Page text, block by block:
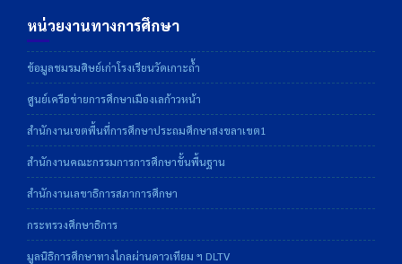
หน่วยงานทางการศึกษา
ข้อมูลชมรมศิษย์เก่าโรงเรียนวัดเกาะถ้ำ
ศูนย์เครือข่ายการศึกษาเมืองเลก้าวหน้า
สำนักงานเขตพื้นที่การศึกษาประถมศึกษาสงขลาเขต1
สำนักงานคณะกรรมการการศึกษาขั้นพื้นฐาน
สำนักงานเลขาธิการสภาการศึกษา
กระทรวงศึกษาธิการ
มูลนิธิการศึกษาทางไกลผ่านดาวเทียม ฯ DLTV